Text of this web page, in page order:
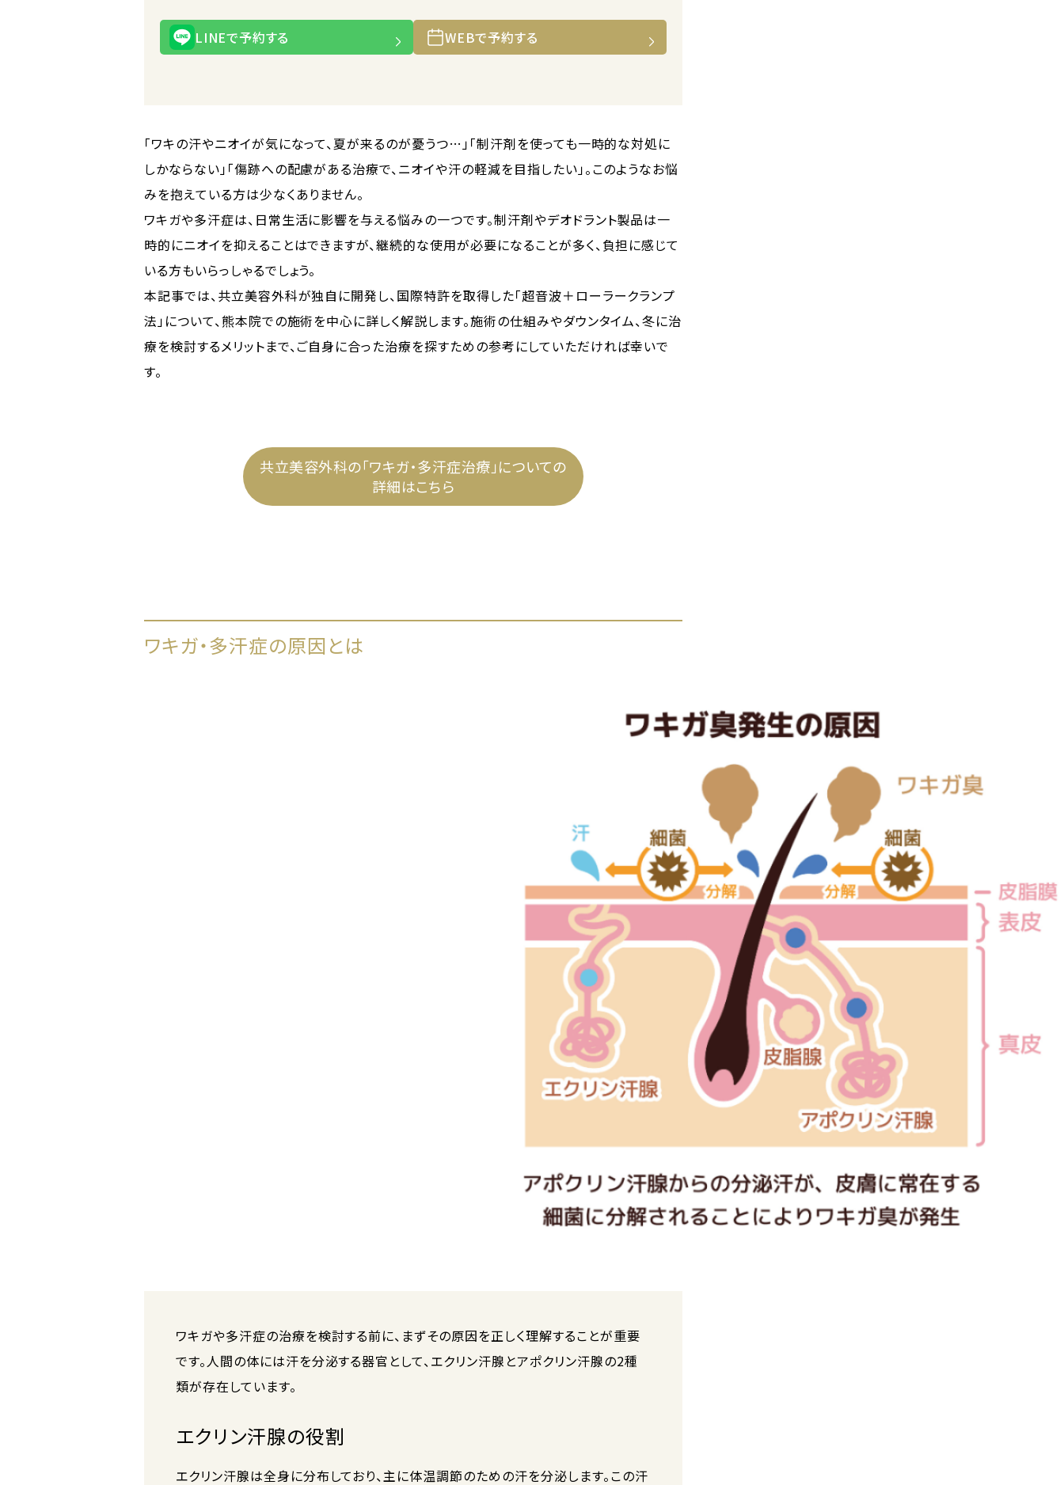
LINEで予約する WEBで予約する
「ワキの汗やニオイが気になって、夏が来るのが憂うつ…」「制汗剤を使っても一時的な対処に
しかならない」「傷跡への配慮がある治療で、ニオイや汗の軽減を目指したい」。このようなお悩
みを抱えている方は少なくありません。
ワキガや多汗症は、日常生活に影響を与える悩みの一つです。制汗剤やデオドラント製品は一
時的にニオイを抑えることはできますが、継続的な使用が必要になることが多く、負担に感じて
いる方もいらっしゃるでしょう。
本記事では、共立美容外科が独自に開発し、国際特許を取得した「超音波＋ローラークランプ
法」について、熊本院での施術を中心に詳しく解説します。施術の仕組みやダウンタイム、冬に治
療を検討するメリットまで、ご自身に合った治療を探すための参考にしていただければ幸いで
す。
共立美容外科の「ワキガ・多汗症治療」についての
詳細はこちら
ワキガ・多汗症の原因とは
ワキガや多汗症の治療を検討する前に、まずその原因を正しく理解することが重要
です。人間の体には汗を分泌する器官として、エクリン汗腺とアポクリン汗腺の2種
類が存在しています。
エクリン汗腺の役割
エクリン汗腺は全身に分布しており、主に体温調節のための汗を分泌します。この汗